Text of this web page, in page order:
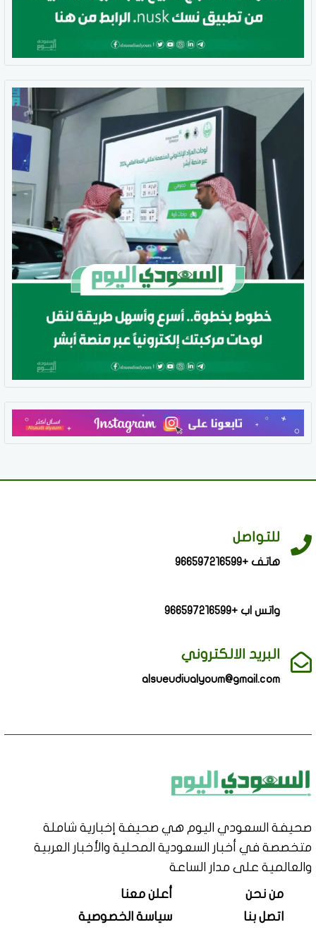
للتواصل
هاتف +966597216599
واتس اب +966597216599
البريد الالكتروني
alsueudiualyoum@gmail.com
صحيفة السعودي اليوم هي صحيفة إخبارية شاملة
متخصصة في أخبار السعودية المحلية والأخبار العربية
والعالمية على مدار الساعة
من نحن
أعلن معنا
اتصل بنا
سياسة الخصوصية